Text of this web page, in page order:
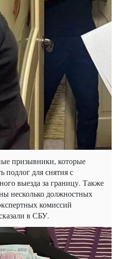
призывники, которые
подлог для снятия с
выезда за границу. Также
несколько должностных
комиссий
в СБУ.